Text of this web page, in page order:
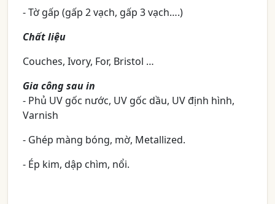
- Tờ gấp (gấp 2 vạch, gấp 3 vạch….)
Chất liệu
Couches, Ivory, For, Bristol …
Gia công sau in
- Phủ UV gốc nước, UV gốc dầu, UV định hình,
Varnish
- Ghép màng bóng, mờ, Metallized.
- Ép kim, dập chìm, nổi.